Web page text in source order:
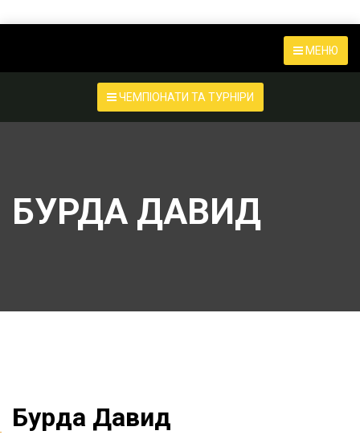
МЕНЮ
ЧЕМПІОНАТИ ТА ТУРНІРИ
БУРДА ДАВИД
Бурда Давид